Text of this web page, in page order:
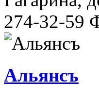
274-32-59
Альянсъ